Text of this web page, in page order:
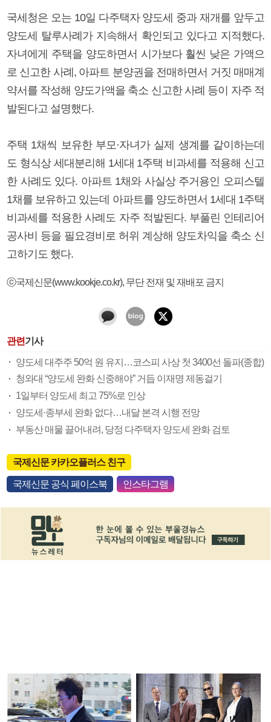
국세청은 오는 10일 다주택자 양도세 중과 재개를 앞두고
양도세 탈루사례가 지속해서 확인되고 있다고 지적했다.
자녀에게 주택을 양도하면서 시가보다 훨씬 낮은 가액으
로 신고한 사례, 아파트 분양권을 전매하면서 거짓 매매계
약서를 작성해 양도가액을 축소 신고한 사례 등이 자주 적
발된다고 설명했다.
주택 1채씩 보유한 부모·자녀가 실제 생계를 같이하는데
도 형식상 세대분리해 1세대 1주택 비과세를 적용해 신고
한 사례도 있다. 아파트 1채와 사실상 주거용인 오피스텔
1채를 보유하고 있는데 아파트를 양도하면서 1세대 1주택
비과세를 적용한 사례도 자주 적발된다. 부풀린 인테리어
공사비 등을 필요경비로 허위 계상해 양도차익을 축소 신
고하기도 했다.
ⓒ국제신문(www.kookje.co.kr), 무단 전재 및 재배포 금지
관련기사
양도세 대주주 50억 원 유지…코스피 사상 첫 3400선 돌파(종합)
청와대 “양도세 완화 신중해야” 거듭 이재명 제동걸기
1일부터 양도세 최고 75%로 인상
양도세·종부세 완화 없다…내달 본격 시행 전망
부동산 매물 끌어내려, 당정 다주택자 양도세 완화 검토
국제신문 카카오플러스 친구
국제신문 공식 페이스북 인스타그램